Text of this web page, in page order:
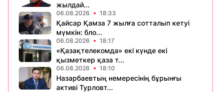
жылдай...
06.08.2026 18:33
Қайсар Қамза 7 жылға сотталып кетуі
мүмкін: бло...
06.08.2026 18:17
«Қазақтелекомда» екі күнде екі
қызметкер қаза т...
06.08.2026 18:10
Назарбаевтың немересінің бұрынғы
активі Турловт...